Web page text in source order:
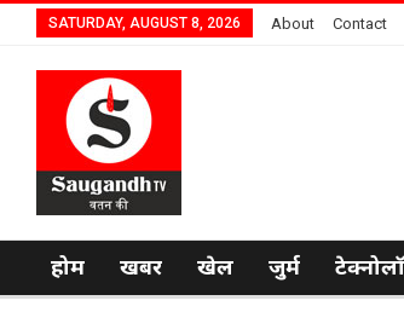
SATURDAY, AUGUST 8, 2026 About Contact
होम खबर खेल जुर्म